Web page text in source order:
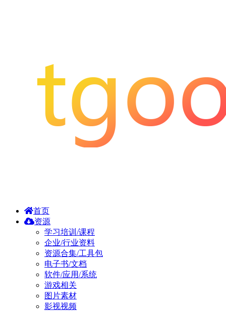
首页
资源
学习培训/课程
企业/行业资料
资源合集/工具包
电子书/文档
软件/应用/系统
游戏相关
图片素材
影视视频